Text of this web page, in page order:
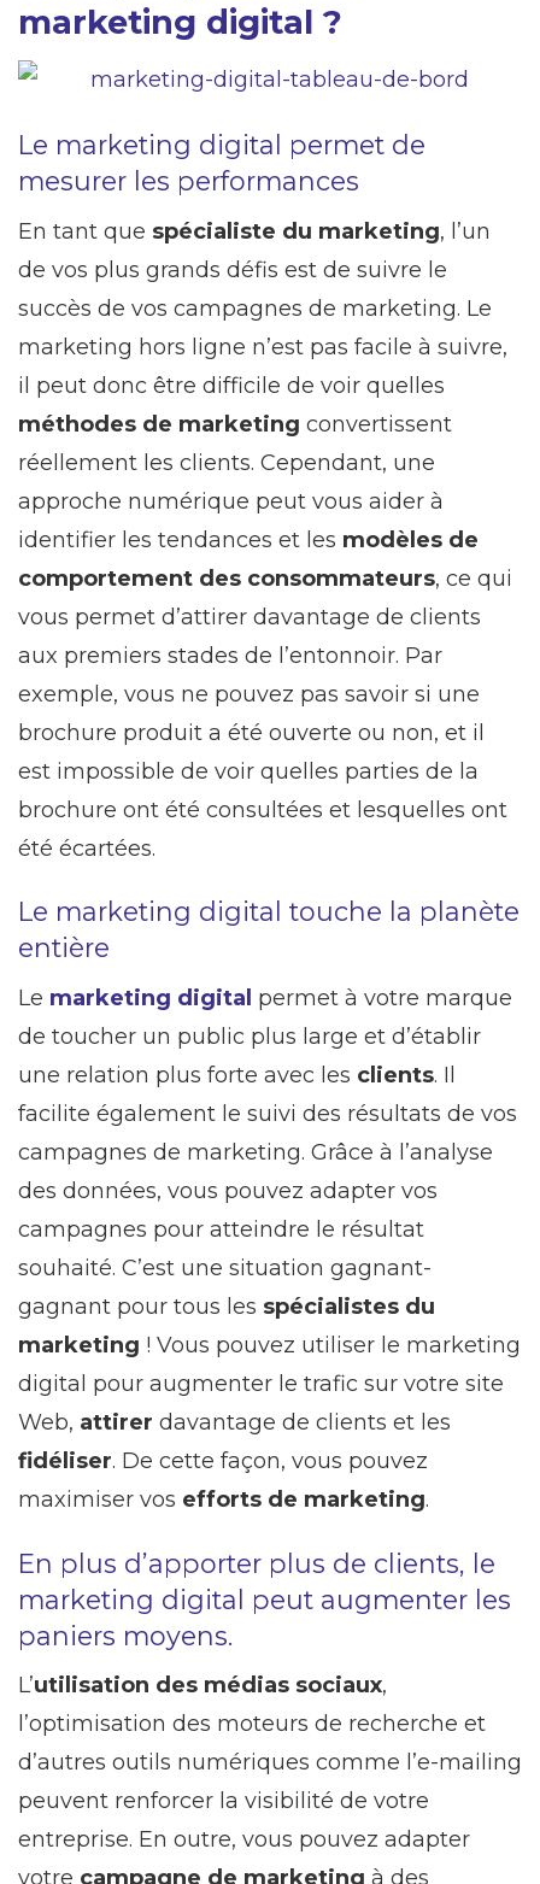
marketing digital ?
Le marketing digital permet de
mesurer les performances
En tant que spécialiste du marketing, l’un
de vos plus grands défis est de suivre le
succès de vos campagnes de marketing. Le
marketing hors ligne n’est pas facile à suivre,
il peut donc être difficile de voir quelles
méthodes de marketing convertissent
réellement les clients. Cependant, une
approche numérique peut vous aider à
identifier les tendances et les modèles de
comportement des consommateurs, ce qui
vous permet d’attirer davantage de clients
aux premiers stades de l’entonnoir. Par
exemple, vous ne pouvez pas savoir si une
brochure produit a été ouverte ou non, et il
est impossible de voir quelles parties de la
brochure ont été consultées et lesquelles ont
été écartées.
Le marketing digital touche la planète
entière
Le marketing digital permet à votre marque
de toucher un public plus large et d’établir
une relation plus forte avec les clients. Il
facilite également le suivi des résultats de vos
campagnes de marketing. Grâce à l’analyse
des données, vous pouvez adapter vos
campagnes pour atteindre le résultat
souhaité. C’est une situation gagnant-
gagnant pour tous les spécialistes du
marketing ! Vous pouvez utiliser le marketing
digital pour augmenter le trafic sur votre site
Web, attirer davantage de clients et les
fidéliser. De cette façon, vous pouvez
maximiser vos efforts de marketing.
En plus d’apporter plus de clients, le
marketing digital peut augmenter les
paniers moyens.
L’utilisation des médias sociaux,
l’optimisation des moteurs de recherche et
d’autres outils numériques comme l’e-mailing
peuvent renforcer la visibilité de votre
entreprise. En outre, vous pouvez adapter
votre campagne de marketing à des